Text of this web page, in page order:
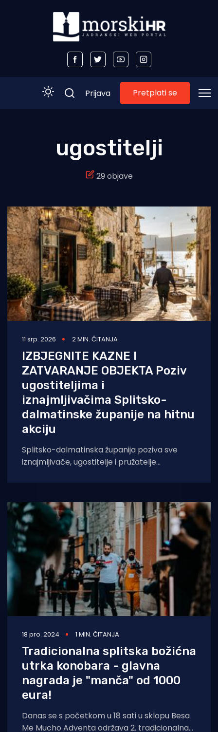
Morski plus
Otoci
Turizam i nautika
Pomorstvo
Ribolov
Ekologija
Tradicija i kultura
Prijava Pretplati se
ugostitelji
29 objave
11 srp. 2026 2 MIN. ČITANJA
IZBJEGNITE KAZNE I
ZATVARANJE OBJEKTA Poziv
ugostiteljima i
iznajmljivačima Splitsko-
dalmatinske županije na hitnu
akciju
Splitsko-dalmatinska županija poziva sve
iznajmljivače, ugostitelje i pružatelje
na temelju privremenih
18 pro. 2024 1 MIN. ČITANJA
Tradicionalna splitska božićna
utrka konobara - glavna
nagrada je "manča" od 1000
eura!
Danas se s početkom u 18 sati u sklopu Besa
Me Mucho Adventa održava 2. tradicionalna